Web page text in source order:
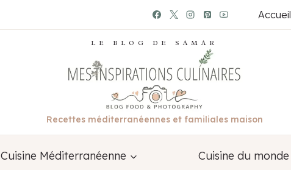
Accueil
LE BLOG DE SAMAR
Recettes méditerranéennes et familiales maison
Cuisine Méditerranéenne Cuisine du monde